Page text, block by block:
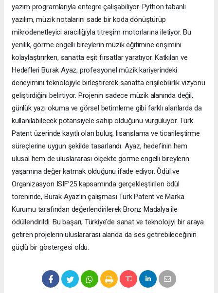
yazım programlarıyla entegre çalışabiliyor. Python tabanlı
yazılım, müzik notalarını sade bir koda dönüştürüp
mikrodenetleyici aracılığıyla titreşim motorlarına iletiyor. Bu
yenilik, görme engelli bireylerin müzik eğitimine erişimini
kolaylaştırırken, sanatta eşit fırsatlar yaratıyor. Katkıları ve
Hedefleri Burak Ayaz, profesyonel müzik kariyerindeki
deneyimini teknolojiyle birleştirerek sanatta erişilebilirlik vizyonu
geliştirdiğini belirtiyor. Projenin sadece müzik alanında değil,
günlük yazı okuma ve görsel betimleme gibi farklı alanlarda da
kullanılabilecek potansiyele sahip olduğunu vurguluyor. Türk
Patent üzerinde kayıtlı olan buluş, lisanslama ve ticarileştirme
süreçlerine uygun şekilde tasarlandı. Ayaz, hedefinin hem
ulusal hem de uluslararası ölçekte görme engelli bireylerin
yaşamına değer katmak olduğunu ifade ediyor. Ödül ve
Organizasyon ISIF’25 kapsamında gerçekleştirilen ödül
töreninde, Burak Ayaz’ın çalışması Türk Patent ve Marka
Kurumu tarafından değerlendirilerek Bronz Madalya ile
ödüllendirildi. Bu başarı, Türkiye’de sanat ve teknolojiyi bir araya
getiren projelerin uluslararası alanda da ses getirebileceğinin
güçlü bir göstergesi oldu.